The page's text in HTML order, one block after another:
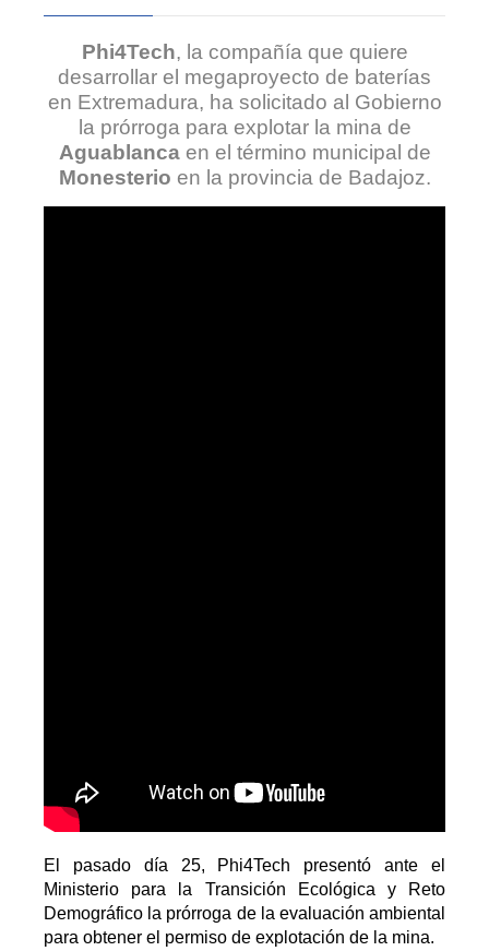
Phi4Tech, la compañía que quiere
desarrollar el megaproyecto de baterías
en Extremadura, ha solicitado al Gobierno
la prórroga para explotar la mina de
Aguablancaen el término municipal de
Monesterio en la provincia de Badajoz.
El pasado día 25, Phi4Tech presentó ante el
Ministerio para la Transición Ecológica y Reto
Demográfico la prórroga de la evaluación ambiental
para obtener el permiso de explotación de la mina.